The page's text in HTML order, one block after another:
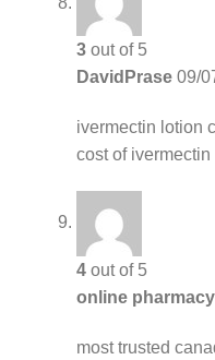
3 out of 5
DavidPrase 09/
ivermectin lotion
cost of
4 out of 5
online
most trusted